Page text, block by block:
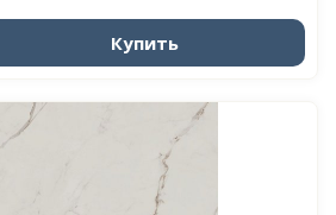
Купить